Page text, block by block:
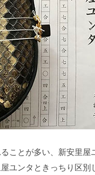
ことが多い、新安里屋
ユンタときっちり区別